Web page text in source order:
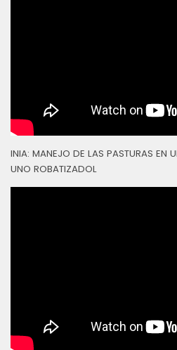
INIA: MANEJO DE LAS PASTURAS EN
UNO ROBATIZADOL